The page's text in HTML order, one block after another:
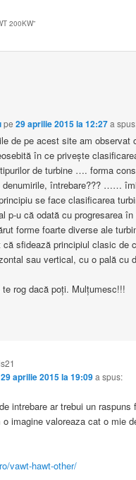
200KW”
pe29 aprilie 2015 la 12:27a
de pe acest site am observat
în ce privește
de turbine …. forma
denumirile, întrebare??? ……
se face clasificarea
p-u că odată cu progresarea
forme foarte diverse ale
că sfidează principiul clasic de
sau vertical, cu o pală cu
rog dacă poți. Mulțumesc!!!
29 aprilie 2015 la 19:09a spus:
intrebare ar trebui un raspuns
imagine valoreaza cat o mie
vawt-hawt-other/